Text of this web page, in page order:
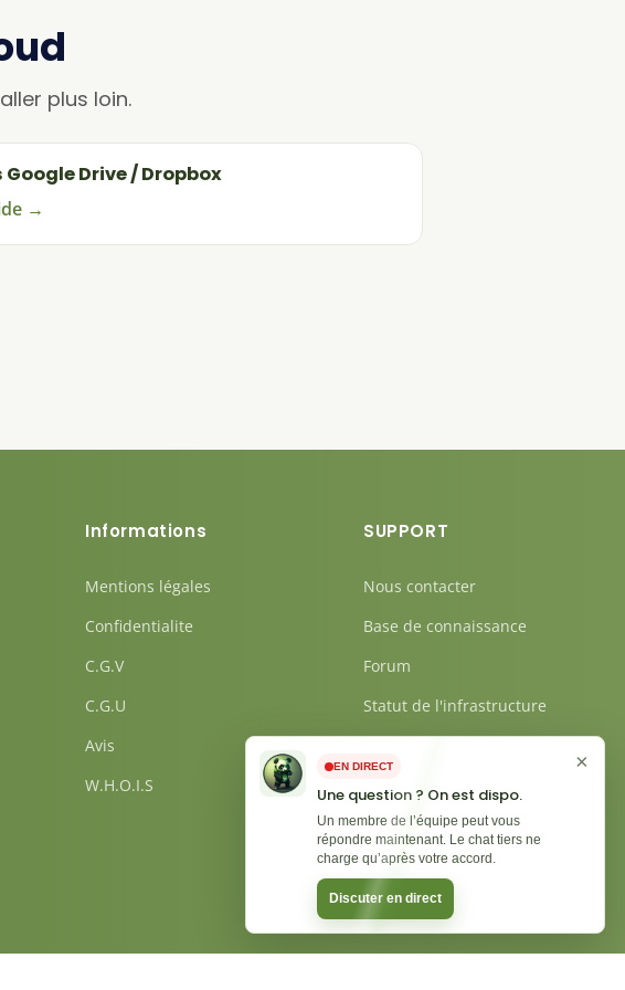
plus loin.
Google Drive / Dropbox
→
Informations
Mentions légales
Confidentialite
C.G.V
C.G.U
Avis
W.H.O.I.S
SUPPORT
Nous contacter
Base de connaissance
Forum
Statut de l'infrastructure
EN DIRECT
Une question ? On est dispo.
Un membre de l’équipe peut vous
répondre maintenant. Le chat tiers ne
charge qu’après votre accord.
Discuter en direct
×